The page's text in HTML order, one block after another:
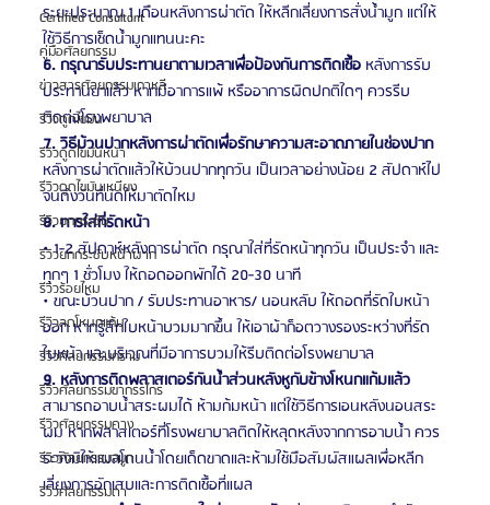
Certified Consultant
คู่มือศัลยกรรม
ข่าวสารศัลยกรรมเกาหลี
รีวิวดูดไขมัน
รีวิวดูดไขมันหน้า
รีวิวดูดไขมันเหนียง
รีวิวยกกระชับ
รีวิวยกกระชับหน้าผาก
รีวิวร้อยไหม
รีวิวลดโหนกแก้ม
รีวิวศัลยกรรมกราม
รีวิวศัลยกรรมขากรรไกร
รีวิวศัลยกรรมคาง
รีวิวศัลยกรรมจมูก
รีวิวศัลยกรรมตา
ระยะประมาณ 1 เดือนหลังการผ่าตัด ให้หลีกเลี่ยงการสั่งน้ำมูก แต่ให้
ใช้วิธีการเช็ดน้ำมูกแทนนะคะ
6. กรุณารับประทานยาตามเวลาเพื่อป้องกันการติดเชื้อ หลังการรับ
ประทานยาแล้ว หากมีอาการแพ้ หรืออาการผิดปกติใดๆ ควรรีบ
ติดต่อโรงพยาบาล
7. วิธีบ้วนปากหลังการผ่าตัดเพื่อรักษาความสะอาดภายในช่องปาก
หลังการผ่าตัดแล้วให้บ้วนปากทุกวัน เป็นเวลาอย่างน้อย 2 สัปดาห์ไป
จนถึงวันที่นัดให้มาตัดไหม
8. การใส่ที่รัดหน้า
• 1-2 สัปดาห์หลังการผ่าตัด กรุณาใส่ที่รัดหน้าทุกวัน เป็นประจำ และ
ทุกๆ 1 ชั่วโมง ให้ถอดออกพักได้ 20-30 นาที
• ขณะบ้วนปาก / รับประทานอาหาร/ นอนหลับ ให้ถอดที่รัดใบหน้า
ออก หากรู้สึกใบหน้าบวมมากขึ้น ให้เอาผ้าก็อตวางรองระหว่างที่รัด
ใบหน้า และบริเวณที่มีอาการบวมให้รีบติดต่อโรงพยาบาล
9. หลังการติดพลาสเตอร์กันน้ำส่วนหลังหูกับข้างโหนกแก้มแล้ว
สามารถอาบน้ำสระผมได้ ห้ามก้มหน้า แต่ใช้วิธีการเอนหลังนอนสระ
ผม หากพลาสเตอร์ที่โรงพยาบาลติดให้หลุดหลังจากการอาบน้ำ ควร
ระวังมิให้แผลโดนน้ำโดยเด็ดขาดและห้ามใช้มือสัมผัสแผลเพื่อหลีก
เลี่ยงการอักเสบและการติดเชื้อที่แผล